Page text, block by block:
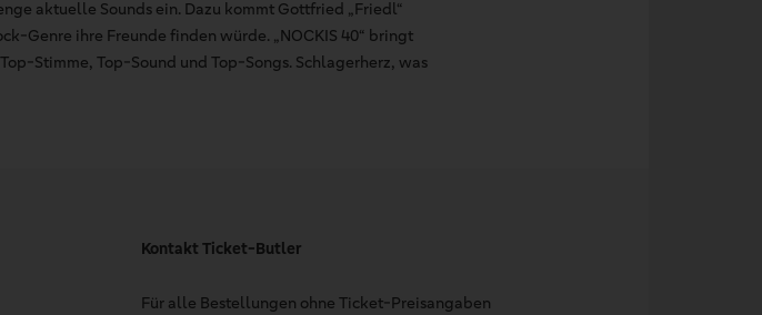
aktuelle Sounds ein. Dazu kommt Gottfried „Friedl“
Genre ihre Freunde finden würde. „NOCKIS 40“ bringt
Stimme, Top-Sound und Top-Songs. Schlagerherz, was
Kontakt Ticket-Butler
Für alle Bestellungen ohne Ticket-Preisangaben